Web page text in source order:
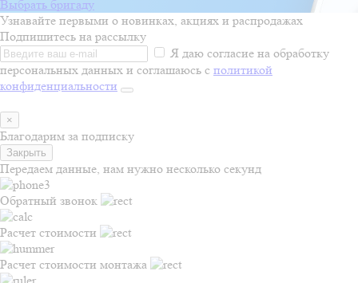
Выбрать бригаду
Узнавайте первыми о новинках, акциях и распродажах
Подпишитесь на рассылку
Я даю согласие на обработку
персональных данных и соглашаюсь с политикой
конфиденциальности
×
Благодарим за подписку
Закрыть
Передаем данные, нам нужно несколько секунд
Обратный звонок
Расчет стоимости
Расчет стоимости монтажа